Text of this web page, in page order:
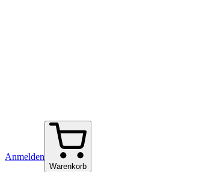
Anmelden
Warenkorb